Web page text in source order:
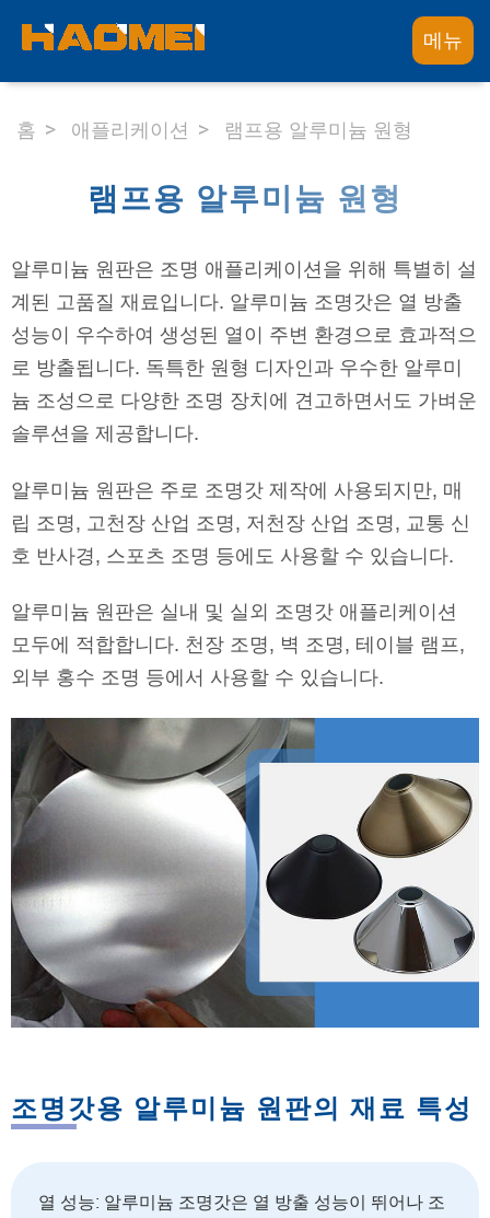
메뉴
홈 애플리케이션 램프용 알루미늄 원형
램프용 알루미늄 원형
알루미늄 원판은 조명 애플리케이션을 위해 특별히 설
계된 고품질 재료입니다. 알루미늄 조명갓은 열 방출
성능이 우수하여 생성된 열이 주변 환경으로 효과적으
로 방출됩니다. 독특한 원형 디자인과 우수한 알루미
늄 조성으로 다양한 조명 장치에 견고하면서도 가벼운
솔루션을 제공합니다.
알루미늄 원판은 주로 조명갓 제작에 사용되지만, 매
립 조명, 고천장 산업 조명, 저천장 산업 조명, 교통 신
호 반사경, 스포츠 조명 등에도 사용할 수 있습니다.
알루미늄 원판은 실내 및 실외 조명갓 애플리케이션
모두에 적합합니다. 천장 조명, 벽 조명, 테이블 램프,
외부 홍수 조명 등에서 사용할 수 있습니다.
조명갓용 알루미늄 원판의 재료 특성
열 성능: 알루미늄 조명갓은 열 방출 성능이 뛰어나 조